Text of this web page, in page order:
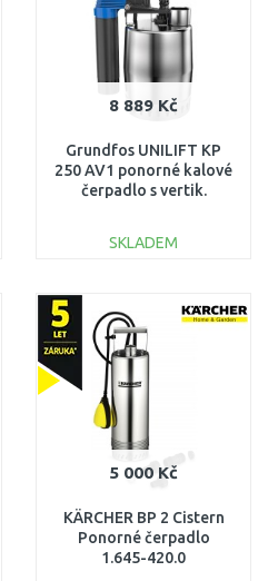
8 889 Kč
Grundfos UNILIFT KP
250 AV1 ponorné kalové
čerpadlo s vertik.
SKLADEM
Porovnat
5 000 Kč
KÄRCHER BP 2 Cistern
Ponorné čerpadlo
1.645-420.0